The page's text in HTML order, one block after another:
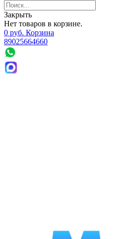
Закрыть
Нет товаров в корзине.
0 руб. Корзина
89025664660